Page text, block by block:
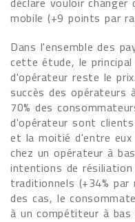
mobile (+9 points par
Dans l'ensemble des
cette étude, le
d'opérateur reste le
succès des opérateurs
70% des
d'opérateur sont
et la moitié d'entre eux
chez un opérateur à
intentions de
traditionnels (+34%
des cas, le
à un compétiteur à bas